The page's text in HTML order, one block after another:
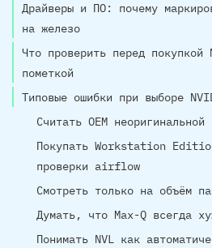
Драйверы и ПО: почему
на железо
Что проверить перед покупкой
пометкой
Типовые ошибки при выборе
Считать OEM неоригинальной
Покупать Workstation
проверки airflow
Смотреть только на объём
Думать, что Max-Q всегда
Понимать NVL как